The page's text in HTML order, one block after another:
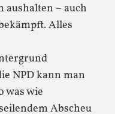
aushalten – auch
Alles
NPD kann man
was wie
Abscheu